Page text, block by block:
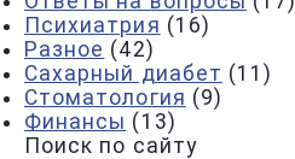
Психиатрия (16)
Разное (42)
Сахарный диабет (11)
Стоматология (9)
Финансы (13)
Поиск по сайту